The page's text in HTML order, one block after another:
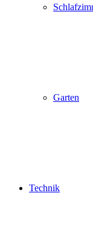
Garten
Technik